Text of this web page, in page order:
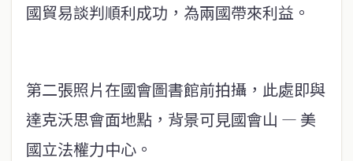
國貿易談判順利成功，為兩國帶來利益。
第二張照片在國會圖書館前拍攝，此處即與
達克沃思會面地點，背景可見國會山 — 美
國立法權力中心。